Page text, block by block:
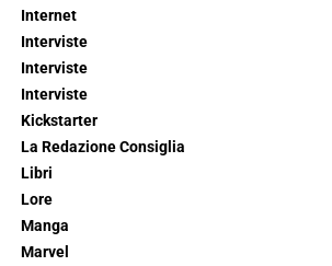
Internet
Interviste
Interviste
Interviste
Kickstarter
La Redazione Consiglia
Libri
Lore
Manga
Marvel